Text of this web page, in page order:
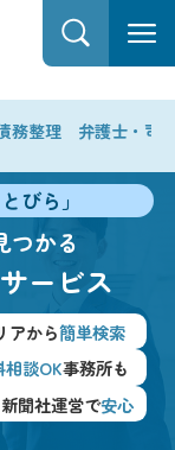
務整理 弁護士・司
びら」
つかる
ービス
アから簡単検索
相談OK事務所も
聞社運営で安心